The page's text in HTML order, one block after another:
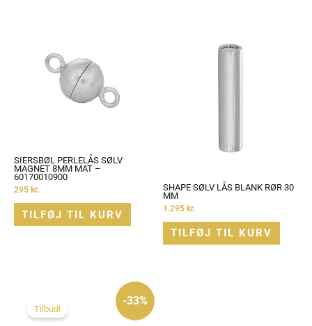
SIERSBØL PERLELÅS SØLV
MAGNET 8MM MAT –
60170010900
295 kr.
TILFØJ TIL KURV
SHAPE SØLV LÅS BLANK RØR 30
MM
1.295 kr.
TILFØJ TIL KURV
-33%
Tilbud!
pris
var:
1.495 kr..